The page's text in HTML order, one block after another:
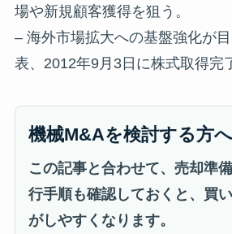
場や新規顧客獲得を狙う。
– 海外市場拡大への基盤強化が
表、2012年9月3日に株式取得完
機械M&Aを検討する方へ
この記事と合わせて、売却準
行手順も確認しておくと、買
がしやすくなります。